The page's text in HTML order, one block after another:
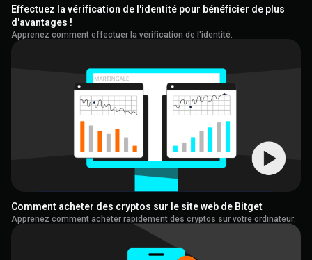
Effectuez la vérification de l'identité pour bénéficier de plus
d'avantages !
Apprenez comment effectuer la vérification de l'identité.
Comment acheter des cryptos sur le site web de Bitget
Apprenez comment acheter rapidement des cryptos sur votre ordinateur.